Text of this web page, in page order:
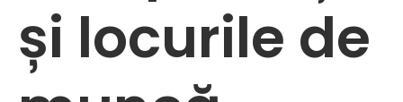
și locurile de